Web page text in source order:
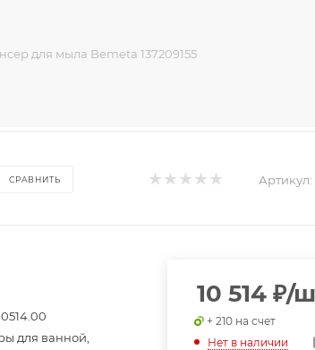
для мыла Bemeta 137209155
СРАВНИТЬ Артикул:
для ванной,
10 514₽/
+ 210 на счет
Нет в наличии